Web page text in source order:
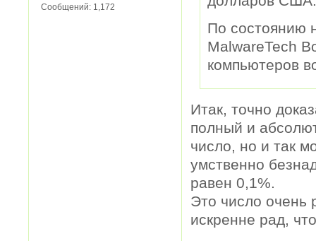
Сообщений: 1,172
По состоянию
MalwareTech
компьютеров
Итак, точно
полный и
число, но и так
умственно
равен 0,1%.
Это число очень
искренне рад,